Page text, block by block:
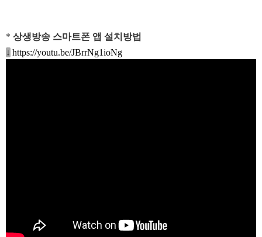
* 상생방송 스마트폰 앱 설치방법
↓ https://youtu.be/JBrrNg1ioNg